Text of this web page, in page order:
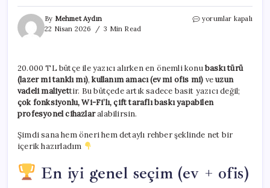
By Mehmet Aydın
22 Nisan 2026
3 Min Read
20.000
yazıcılar
için
yorumlar kapalı
20.000 TL bütçe ile yazıcı alırken en önemli konubaskı türü
(lazer mi tanklı mı),kullanım amacı (ev mi ofis mi) veuzun
vadeli maliyettir. Bu bütçede artık sadece basit yazıcı değil;
çok fonksiyonlu, Wi-Fi’lı, çift taraflı baskı yapabilen
profesyonel cihazlaralabilirsin.
Şimdi sana hem öneri hem detaylı rehber şeklinde net bir
içerik hazırladım
En iyi genel seçim (ev + ofis)